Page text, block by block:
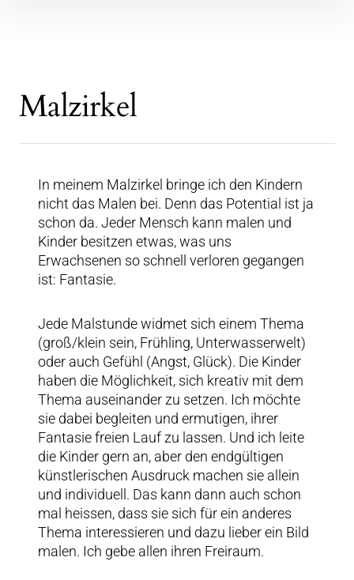
Malzirkel
In meinem Malzirkel bringe ich den Kindern
nicht das Malen bei. Denn das Potential ist ja
schon da. Jeder Mensch kann malen und
Kinder besitzen etwas, was uns
Erwachsenen so schnell verloren gegangen
ist: Fantasie.
Jede Malstunde widmet sich einem Thema
(groß/klein sein, Frühling, Unterwasserwelt)
oder auch Gefühl (Angst, Glück). Die Kinder
haben die Möglichkeit, sich kreativ mit dem
Thema auseinander zu setzen. Ich möchte
sie dabei begleiten und ermutigen, ihrer
Fantasie freien Lauf zu lassen. Und ich leite
die Kinder gern an, aber den endgültigen
künstlerischen Ausdruck machen sie allein
und individuell. Das kann dann auch schon
mal heissen, dass sie sich für ein anderes
Thema interessieren und dazu lieber ein Bild
malen. Ich gebe allen ihren Freiraum.